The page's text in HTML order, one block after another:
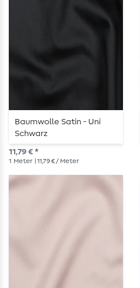
Baumwolle Satin - Uni
Schwarz
11,79 € *
1 Meter | 11,79 € / Meter